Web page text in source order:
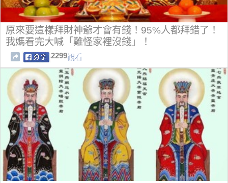
原來要這樣拜財神爺才會有錢！95%人都拜錯了！
我媽看完大喊「難怪家裡沒錢」！
2299觀看